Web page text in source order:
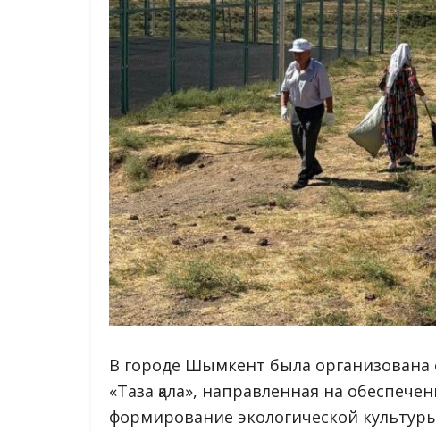
В городе Шымкент была организована
«Таза қала», направленная на
формирование экологической